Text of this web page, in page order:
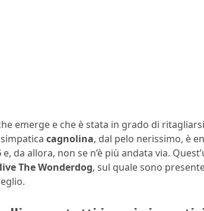
emerge e che è stata in grado di
simpatica cagnolina, dal pelo nerissimo, è
e, da allora, non se n’è più andata via.
The Wonderdog, sul quale sono